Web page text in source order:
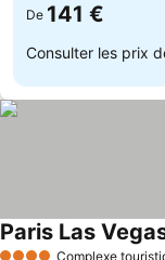
De 141 €
Consulter les prix
Complexe
Paris Las